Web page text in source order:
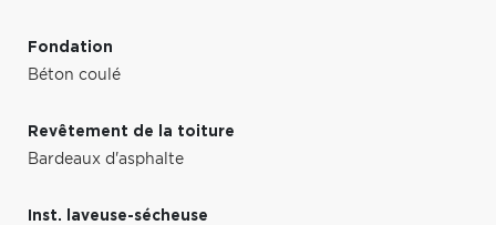
Fondation
Béton coulé
Revêtement de la toiture
Bardeaux d'asphalte
Inst. laveuse-sécheuse